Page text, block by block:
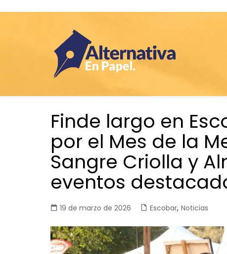
Finde largo en
por el Mes de la
Sangre Criolla y
eventos
19 de marzo de 2026 Escobar, Noticias